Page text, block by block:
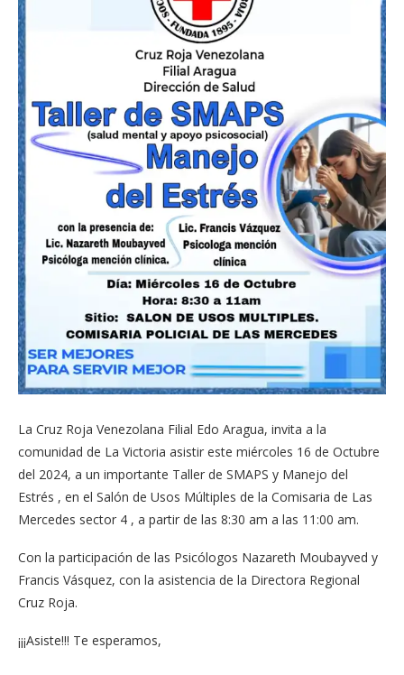
La Cruz Roja Venezolana Filial Edo Aragua, invita a la
comunidad de La Victoria asistir este miércoles 16 de Octubre
del 2024, a un importante Taller de SMAPS y Manejo del
Estrés , en el Salón de Usos Múltiples de la Comisaria de Las
Mercedes sector 4 , a partir de las 8:30 am a las 11:00 am.
Con la participación de las Psicólogos Nazareth Moubayved y
Francis Vásquez, con la asistencia de la Directora Regional
Cruz Roja.
¡¡¡Asiste!!! Te esperamos,